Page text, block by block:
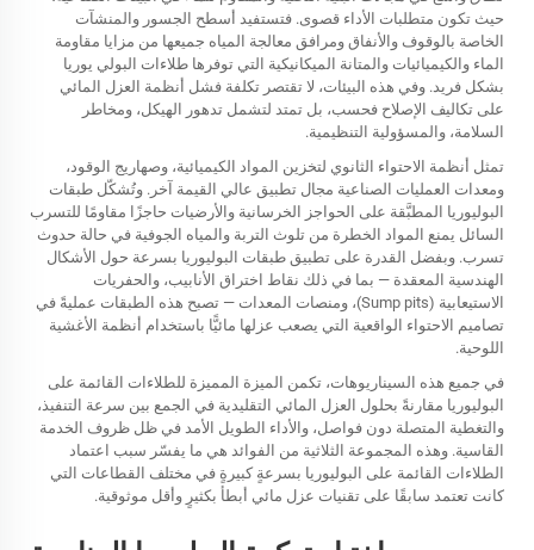
حيث تكون متطلبات الأداء قصوى. فتستفيد أسطح الجسور والمنشآت
الخاصة بالوقوف والأنفاق ومرافق معالجة المياه جميعها من مزايا مقاومة
الماء والكيميائيات والمتانة الميكانيكية التي توفرها طلاءات البولي يوريا
بشكل فريد. وفي هذه البيئات، لا تقتصر تكلفة فشل أنظمة العزل المائي
على تكاليف الإصلاح فحسب، بل تمتد لتشمل تدهور الهيكل، ومخاطر
السلامة، والمسؤولية التنظيمية.
تمثل أنظمة الاحتواء الثانوي لتخزين المواد الكيميائية، وصهاريج الوقود،
ومعدات العمليات الصناعية مجال تطبيق عالي القيمة آخر. وتُشكّل طبقات
البوليوريا المطبَّقة على الحواجز الخرسانية والأرضيات حاجزًا مقاومًا للتسرب
السائل يمنع المواد الخطرة من تلوث التربة والمياه الجوفية في حالة حدوث
تسرب. وبفضل القدرة على تطبيق طبقات البوليوريا بسرعة حول الأشكال
الهندسية المعقدة — بما في ذلك نقاط اختراق الأنابيب، والحفريات
الاستيعابية (Sump pits)، ومنصات المعدات — تصبح هذه الطبقات عمليةً في
تصاميم الاحتواء الواقعية التي يصعب عزلها مائيًّا باستخدام أنظمة الأغشية
اللوحية.
في جميع هذه السيناريوهات، تكمن الميزة المميزة للطلاءات القائمة على
البوليوريا مقارنةً بحلول العزل المائي التقليدية في الجمع بين سرعة التنفيذ،
والتغطية المتصلة دون فواصل، والأداء الطويل الأمد في ظل ظروف الخدمة
القاسية. وهذه المجموعة الثلاثية من الفوائد هي ما يفسّر سبب اعتماد
الطلاءات القائمة على البوليوريا بسرعةٍ كبيرةٍ في مختلف القطاعات التي
كانت تعتمد سابقًا على تقنيات عزل مائي أبطأ بكثيرٍ وأقل موثوقية.